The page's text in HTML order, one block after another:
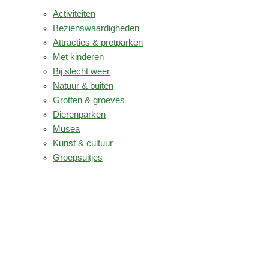
Activiteiten
Bezienswaardigheden
Attracties & pretparken
Met kinderen
Bij slecht weer
Natuur & buiten
Grotten & groeves
Dierenparken
Musea
Kunst & cultuur
Groepsuitjes